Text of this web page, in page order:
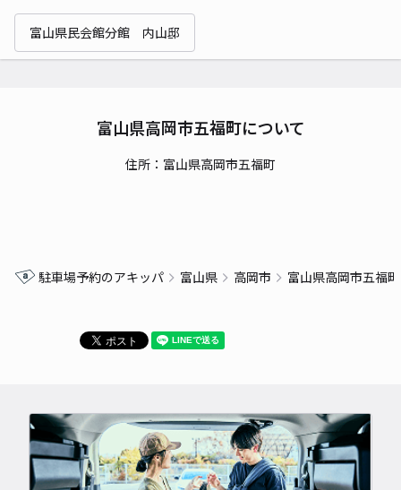
富山県民会館分館 内山邸
富山県高岡市五福町について
住所：富山県高岡市五福町
駐車場予約のアキッパ 富山県 高岡市 富山県高岡市五福